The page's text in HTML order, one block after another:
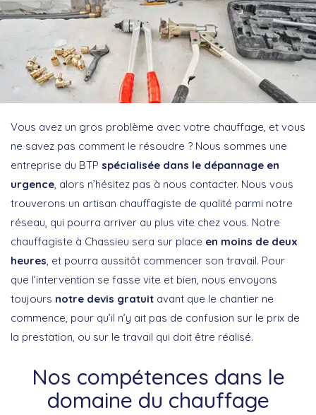
Vous avez un gros problème avec votre chauffage, et vous
ne savez pas comment le résoudre ? Nous sommes une
entreprise du BTP spécialisée dans le dépannage en
urgence, alors n’hésitez pas à nous contacter. Nous vous
trouverons un artisan chauffagiste de qualité parmi notre
réseau, qui pourra arriver au plus vite chez vous. Notre
chauffagiste à Chassieu sera sur place en moins de deux
heures, et pourra aussitôt commencer son travail. Pour
que l’intervention se fasse vite et bien, nous envoyons
toujours notre devis gratuit avant que le chantier ne
commence, pour qu’il n’y ait pas de confusion sur le prix de
la prestation, ou sur le travail qui doit être réalisé.
Nos compétences dans le
domaine du chauffage